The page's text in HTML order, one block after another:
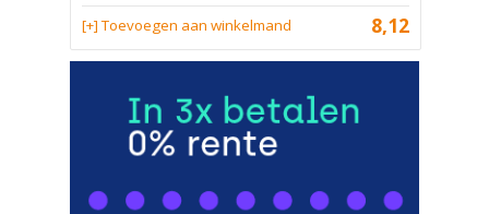
8,12
[+] Toevoegen aan winkelmand